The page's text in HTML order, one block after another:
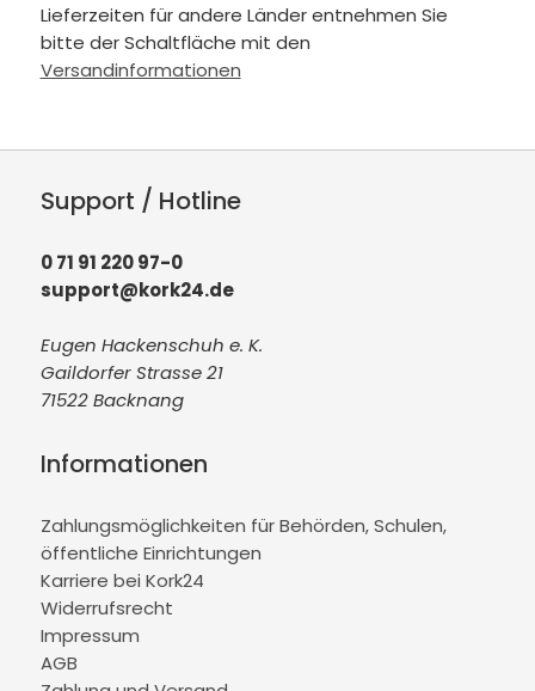
Lieferzeiten für andere Länder entnehmen Sie
bitte der Schaltfläche mit den
Versandinformationen
Support / Hotline
0 71 91 220 97-0
support@kork24.de
Eugen Hackenschuh e. K.
Gaildorfer Strasse 21
71522 Backnang
Informationen
Zahlungsmöglichkeiten für Behörden, Schulen,
öffentliche Einrichtungen
Karriere bei Kork24
Widerrufsrecht
Impressum
AGB